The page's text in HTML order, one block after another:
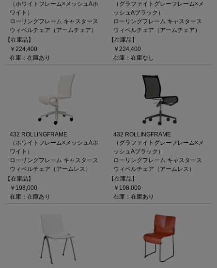
（ホワイトフレーム×メッシュAホ
ワイト）
ローリングフレーム キャスタース
ウィベルチェア（アームチェア）
【在庫品】
￥224,400
在庫：在庫あり
（グラファイトグレーフレーム×メ
ッシュAブラック）
ローリングフレーム キャスタース
ウィベルチェア（アームチェア）
【在庫品】
￥224,400
在庫：在庫なし
432 ROLLINGFRAME
（ホワイトフレーム×メッシュAホ
ワイト）
ローリングフレーム キャスタース
ウィベルチェア（アームレス）
【在庫品】
￥198,000
在庫：在庫あり
432 ROLLINGFRAME
（グラファイトグレーフレーム×メ
ッシュAブラック）
ローリングフレーム キャスタース
ウィベルチェア（アームレス）
【在庫品】
￥198,000
在庫：在庫あり